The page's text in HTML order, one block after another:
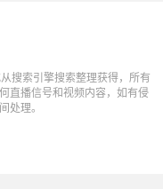
搜索引擎搜索整理获得，所有
直播信号和视频内容，如有侵
处理。